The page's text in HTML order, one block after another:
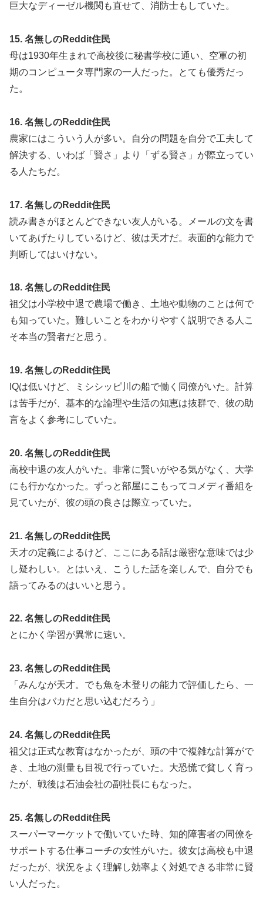
巨大なディーゼル機関も直せて、消防士もしていた。
15. 名無しのReddit住民
母は1930年生まれで高校後に秘書学校に通い、空軍の初
期のコンピュータ専門家の一人だった。とても優秀だっ
た。
16. 名無しのReddit住民
農家にはこういう人が多い。自分の問題を自分で工夫して
解決する、いわば「賢さ」より「ずる賢さ」が際立ってい
る人たちだ。
17. 名無しのReddit住民
読み書きがほとんどできない友人がいる。メールの文を書
いてあげたりしているけど、彼は天才だ。表面的な能力で
判断してはいけない。
18. 名無しのReddit住民
祖父は小学校中退で農場で働き、土地や動物のことは何で
も知っていた。難しいことをわかりやすく説明できる人こ
そ本当の賢者だと思う。
19. 名無しのReddit住民
IQは低いけど、ミシシッピ川の船で働く同僚がいた。計算
は苦手だが、基本的な論理や生活の知恵は抜群で、彼の助
言をよく参考にしていた。
20. 名無しのReddit住民
高校中退の友人がいた。非常に賢いがやる気がなく、大学
にも行かなかった。ずっと部屋にこもってコメディ番組を
見ていたが、彼の頭の良さは際立っていた。
21. 名無しのReddit住民
天才の定義によるけど、ここにある話は厳密な意味では少
し疑わしい。とはいえ、こうした話を楽しんで、自分でも
語ってみるのはいいと思う。
22. 名無しのReddit住民
とにかく学習が異常に速い。
23. 名無しのReddit住民
「みんなが天才。でも魚を木登りの能力で評価したら、一
生自分はバカだと思い込むだろう」
24. 名無しのReddit住民
祖父は正式な教育はなかったが、頭の中で複雑な計算がで
き、土地の測量も目視で行っていた。大恐慌で貧しく育っ
たが、戦後は石油会社の副社長にもなった。
25. 名無しのReddit住民
スーパーマーケットで働いていた時、知的障害者の同僚を
サポートする仕事コーチの女性がいた。彼女は高校も中退
だったが、状況をよく理解し効率よく対処できる非常に賢
い人だった。